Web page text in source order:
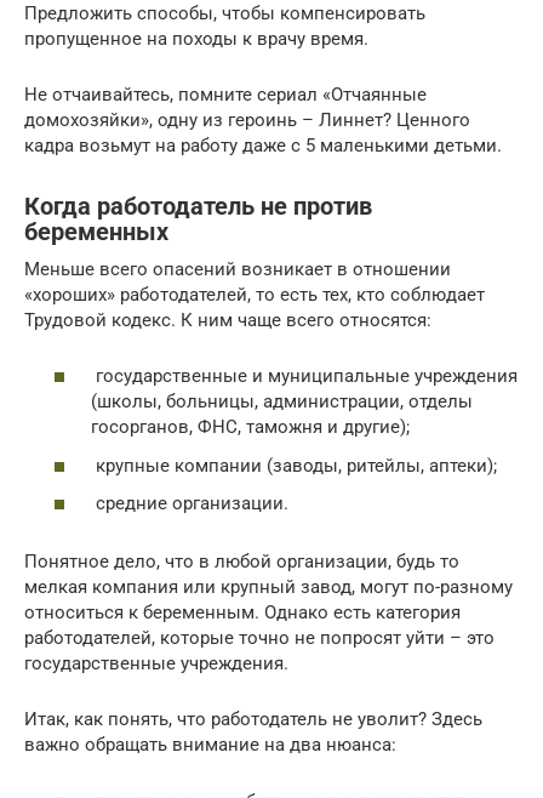
Предложить способы, чтобы компенсировать
пропущенное на походы к врачу время.
Не отчаивайтесь, помните сериал «Отчаянные
домохозяйки», одну из героинь – Линнет? Ценного
кадра возьмут на работу даже с 5 маленькими детьми.
Когда работодатель не против
беременных
Меньше всего опасений возникает в отношении
«хороших» работодателей, то есть тех, кто соблюдает
Трудовой кодекс. К ним чаще всего относятся:
государственные и муниципальные учреждения
(школы, больницы, администрации, отделы
госорганов, ФНС, таможня и другие);
крупные компании (заводы, ритейлы, аптеки);
средние организации.
Понятное дело, что в любой организации, будь то
мелкая компания или крупный завод, могут по-разному
относиться к беременным. Однако есть категория
работодателей, которые точно не попросят уйти – это
государственные учреждения.
Итак, как понять, что работодатель не уволит? Здесь
важно обращать внимание на два нюанса: